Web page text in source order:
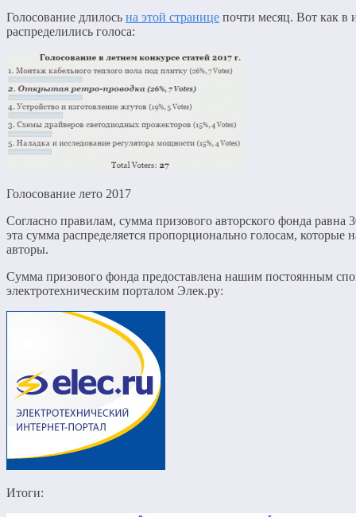
Голосование длилось на этой странице почти месяц. Вот как в
распределились голоса:
Голосование лето 2017
Согласно правилам, сумма призового авторского фонда равна
эта сумма распределяется пропорционально голосам, которые
авторы.
Сумма призового фонда предоставлена нашим постоянным
электротехническим порталом Элек.ру:
Итоги: